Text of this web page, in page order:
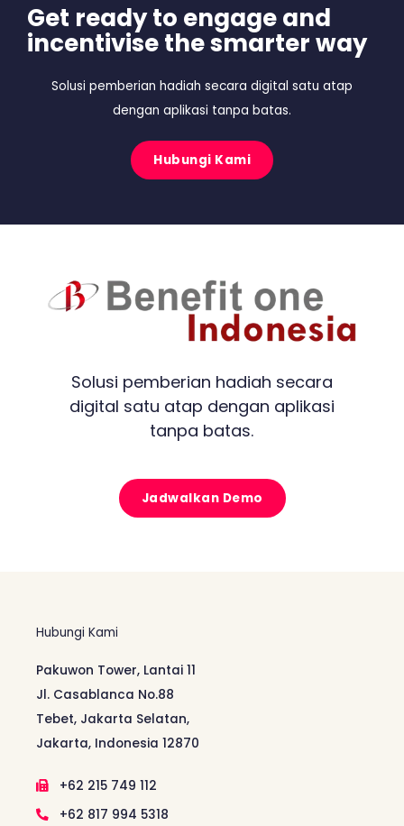
Get ready to engage and
incentivise the smarter way
Solusi pemberian hadiah secara digital satu atap
dengan aplikasi tanpa batas.
Hubungi Kami
Solusi pemberian hadiah secara
digital satu atap dengan aplikasi
tanpa batas.
Jadwalkan Demo
Hubungi Kami
Pakuwon Tower, Lantai 11
Jl. Casablanca No.88
Tebet, Jakarta Selatan,
Jakarta, Indonesia 12870
+62 215 749 112
+62 817 994 5318